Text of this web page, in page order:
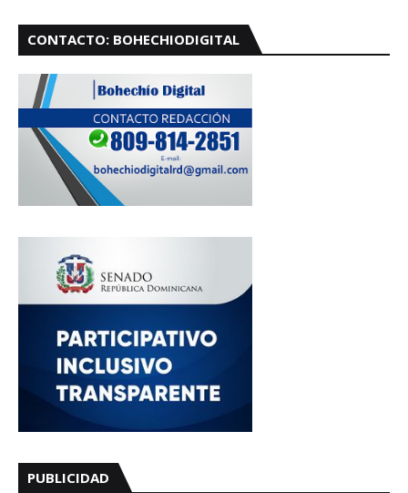
CONTACTO: BOHECHIODIGITAL
PUBLICIDAD